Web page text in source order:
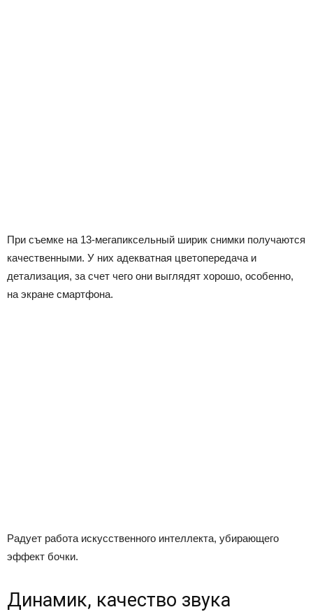
При съемке на 13-мегапиксельный ширик снимки получаются
качественными. У них адекватная цветопередача и
детализация, за счет чего они выглядят хорошо, особенно,
на экране смартфона.
Радует работа искусственного интеллекта, убирающего
эффект бочки.
Динамик, качество звука